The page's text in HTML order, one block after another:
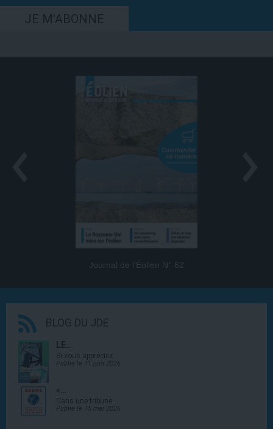
JE M'ABONNE
Journal de l’Éolien N° 62
BLOG DU JDE
LE…
Si vous appréciez…
Publié le 11 juin 2026
«…
Dans une tribune…
Publié le 15 mai 2026